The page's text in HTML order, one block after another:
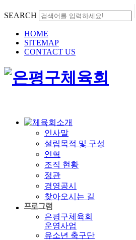
SEARCH
HOME
SITEMAP
CONTACT US
인사말
설립목적 및 구성
연혁
조직 현황
정관
경영공시
찾아오시는 길
은평구체육회
운영사업
유소년 축구단